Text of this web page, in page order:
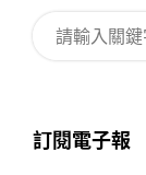
訂閱電子報